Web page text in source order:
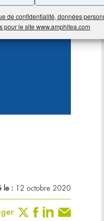
de confidentialité, données
pour le site www.amphitea.com
le : 12 octobre 2020